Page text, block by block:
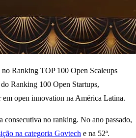
Ranking TOP 100 Open Scaleups
Ranking 100 Open Startups,
open innovation na América Latina.
consecutiva no ranking. No ano passado,
na categoria Govtech e na 52ª.